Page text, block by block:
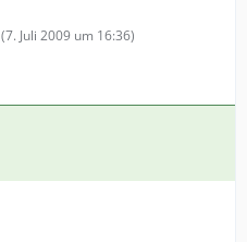
(7. Juli 2009 um 16:36)